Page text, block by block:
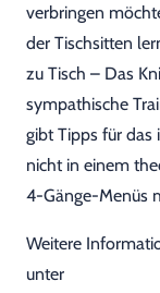
verbringen
der Tischsitten
zu Tisch – Das
sympathische
gibt Tipps für das
nicht in einem
4-Gänge-Menüs
Weitere
unter